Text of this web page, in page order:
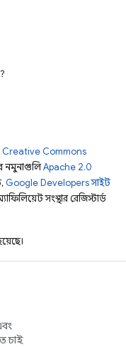
Creative Commons
নমুনাগুলিApache 2.0
Google Developers সাইট
সংস্থার রেজিস্টার্ড
চাই